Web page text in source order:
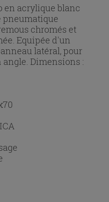
en acrylique blanc
pneumatique
chromés et
Equipée d'un
latéral, pour
Dimensions :